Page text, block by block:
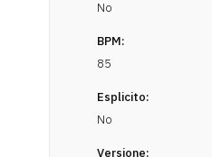
No
BPM:
85
Esplicito:
No
Versione: